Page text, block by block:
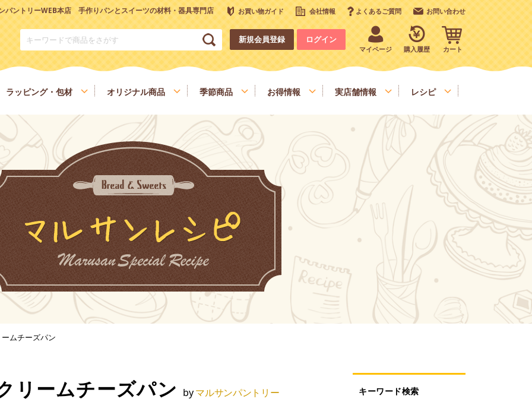
パントリーWEB本店 手作りパンとスイーツの材料・器具専門店 お買い物ガイド 会社情報 よくあるご質問 お問い合わせ
新規会員登録 ログイン
マイページ 購入履歴 カート
チョコレート ナッツ 雑穀、ごま フルーツ いも、栗、かぼちゃ、野菜類
和菓子材料 色素、香料、添加物 スパイス、調味料 デコレーション お手軽食材
健康を考える方へ
ラッピング・包材 オリジナル商品
リーオリジナル調理器具
季節商品 お得情報 実店舗情報 レシピ
ムチーズパン
リームチーズパン byマルサンパントリー キーワード検索